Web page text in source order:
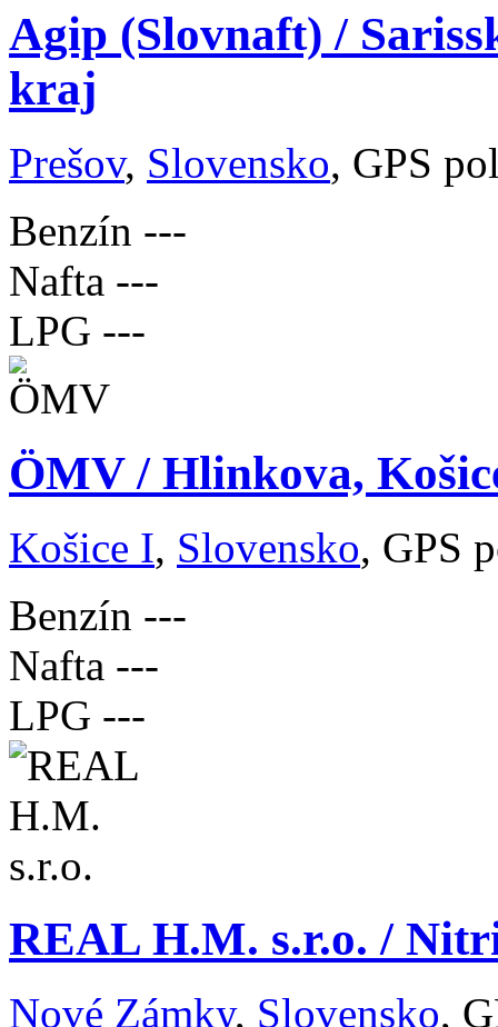
Agip (Slovnaft) /
kraj
Prešov, Slovensko, GPS
Benzín ---
Nafta ---
LPG ---
ÖMV / Hlinkova,
Košice I, Slovensko, GPS
Benzín ---
Nafta ---
LPG ---
REAL H.M. s.r.o. /
Nové Zámky, Slovensko,